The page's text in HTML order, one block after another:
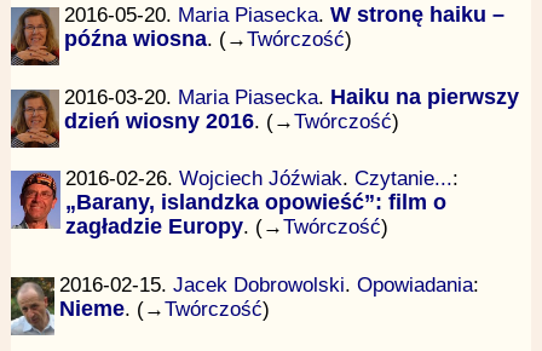
2016-05-20. Maria Piasecka.W stronę haiku –
późna wiosna. (→Twórczość)
2016-03-20. Maria Piasecka. Haiku na pierwszy
dzień wiosny 2016. (→Twórczość)
2016-02-26. Wojciech Jóźwiak. Czytanie...:
„Barany, islandzka opowieść”: film o
zagładzie Europy. (→Twórczość)
2016-02-15.Jacek Dobrowolski.Opowiadania:
Nieme. (→Twórczość)